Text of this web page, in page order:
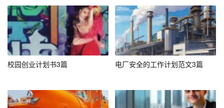
五、识别和应对风险
创业过程中不可避免地会遇到各种风险。商业计划书通过
对市场、技术、财务等方面的全面分析，可以帮助创业者
识别潜在的风险因素，并制定相应的应对措施。这不仅有
风险发生的概率。没有对风险的充分认识和准备，企业在
面对突发情况时往往会措手不及。
校园创业计划书3篇 电厂安全的工作计划范文3篇